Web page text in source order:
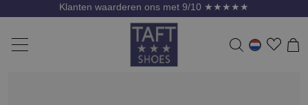
Klanten waarderen ons met 9/10 ★★★★★